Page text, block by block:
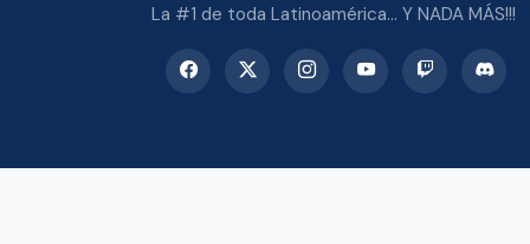
La #1 de toda Latinoamérica... Y NADA MÁS!!!